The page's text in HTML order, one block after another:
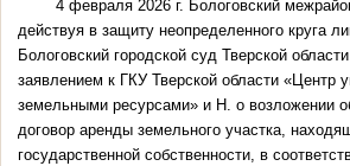
4 февраля 2026 г. Бологовский
действуя в защиту неопределенного круга
Бологовский городской суд Тверской
заявлением к ГКУ Тверской области «Центр
земельными ресурсами» и Н. о возложении
договор аренды земельного участка,
государственной собственности, в